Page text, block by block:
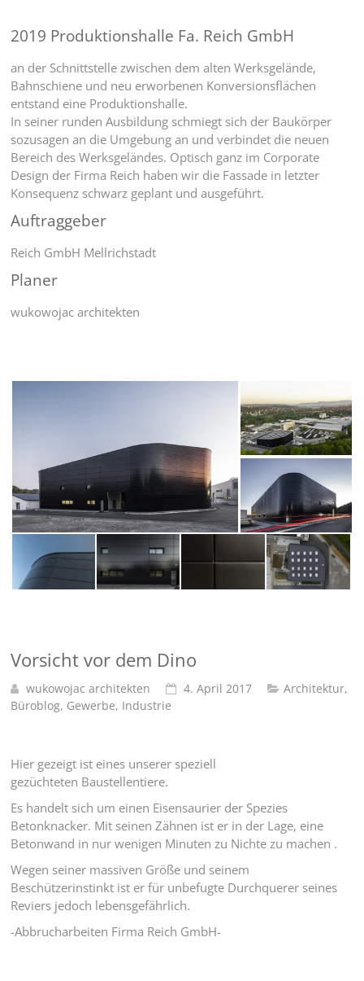
2019 Produktionshalle Fa. Reich GmbH
an der Schnittstelle zwischen dem alten Werksgelände,
Bahnschiene und neu erworbenen Konversionsflächen
entstand eine Produktionshalle.
In seiner runden Ausbildung schmiegt sich der Baukörper
sozusagen an die Umgebung an und verbindet die neuen
Bereich des Werksgeländes. Optisch ganz im Corporate
Design der Firma Reich haben wir die Fassade in letzter
Konsequenz schwarz geplant und ausgeführt.
Auftraggeber
Reich GmbH Mellrichstadt
Planer
wukowojac architekten
Vorsicht vor dem Dino
wukowojac architekten 4. April 2017 Architektur,
Büroblog, Gewerbe, Industrie
Hier gezeigt ist eines unserer speziell
gezüchteten Baustellentiere.
Es handelt sich um einen Eisensaurier der Spezies
Betonknacker. Mit seinen Zähnen ist er in der Lage, eine
Betonwand in nur wenigen Minuten zu Nichte zu machen .
Wegen seiner massiven Größe und seinem
Beschützerinstinkt ist er für unbefugte Durchquerer seines
Reviers jedoch lebensgefährlich.
-Abbrucharbeiten Firma Reich GmbH-